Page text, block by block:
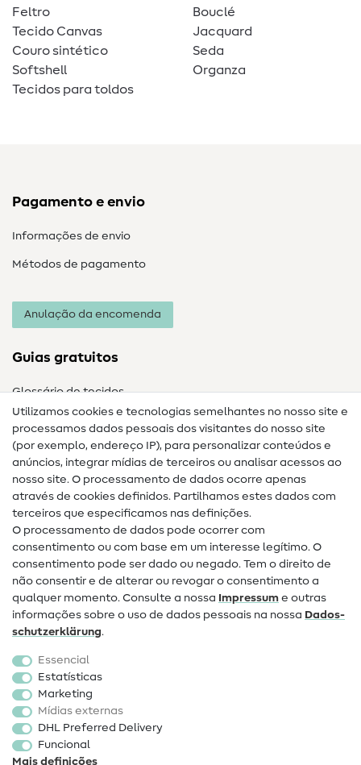
Feltro
Tecido Canvas
Couro sintético
Softshell
Tecidos para toldos
Bouclé
Jacquard
Seda
Organza
Pagamento e envio
Informações de envio
Métodos de pagamento
Anulação da encomenda
Guias gratuitos
Glossário de tecidos
Guias de costura
Ajuda e contacto
Contacto
Mudança de proprietário
Perguntas frequentes (FAQ)
Direito de cancelamento
Popular
Tecidos
Acessórios de costura
Promoção
Utilizamos cookies e tecnologias semelhantes no nosso site e
processamos dados pessoais dos visitantes do nosso site
(por exemplo, endereço IP), para personalizar conteúdos e
anúncios, integrar mídias de terceiros ou analisar acessos ao
nosso site. O processamento de dados ocorre apenas
através de cookies definidos. Partilhamos estes dados com
terceiros que especificamos nas definições.
O processamento de dados pode ocorrer com
consentimento ou com base em um interesse legítimo. O
consentimento pode ser dado ou negado. Tem o direito de
não consentir e de alterar ou revogar o consentimento a
qualquer momento. Consulte a nossa Impressum e outras
informações sobre o uso de dados pessoais na nossa Dados­
schutz­erklärung.
Essencial
Estatísticas
Marketing
Mídias externas
DHL Preferred Delivery
Funcional
Mais definições